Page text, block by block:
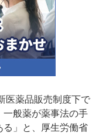
医薬品販売制度下で
一般薬が薬事法の手
る」と、厚生労働省